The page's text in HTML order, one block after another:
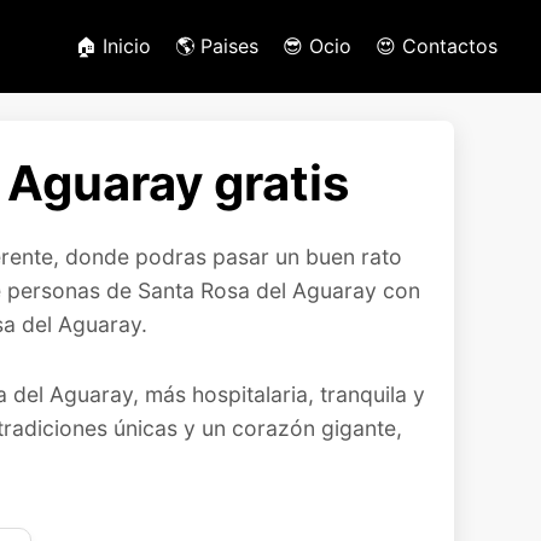
🏠 Inicio 🌎 Paises 😎 Ocio 😍 Contactos
gratis
donde podras pasar un buen rato
de Santa Rosa del Aguaray con
del Aguaray.
Aguaray, más hospitalaria, tranquila y
únicas y un corazón gigante,